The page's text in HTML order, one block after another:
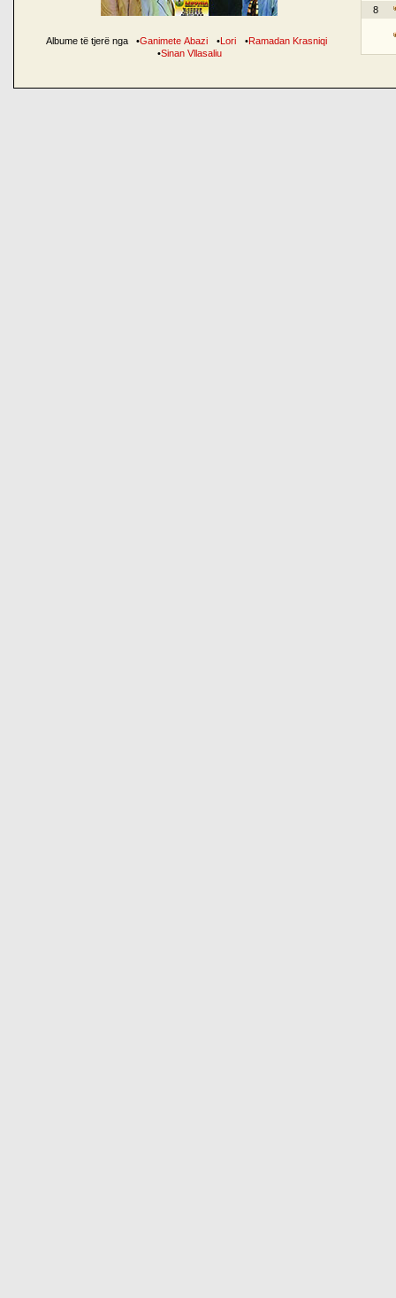
Albume të tjerë nga •Ganimete Abazi •Lori •Ramadan Krasniqi
•Sinan Vllasaliu
8